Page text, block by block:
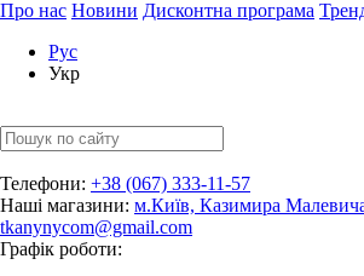
Про нас Новини Дисконтна програма
Рус
Укр
Телефони: +38 (067) 333-11-57
Наші магазини: м.Київ, Казимира
tkanynycom@gmail.com
Графік роботи: